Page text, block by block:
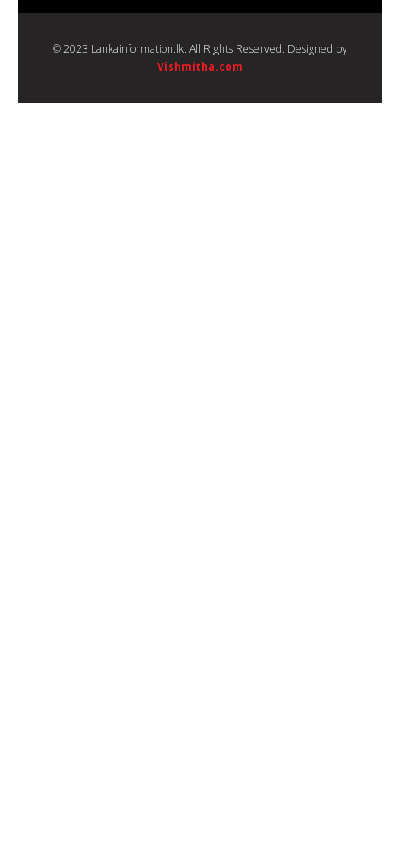
© 2023 Lankainformation.lk. All Rights Reserved. Designed by
Vishmitha.com